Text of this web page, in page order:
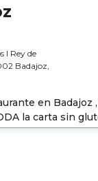
I Rey de
Badajoz,
en Badajoz
la carta sin